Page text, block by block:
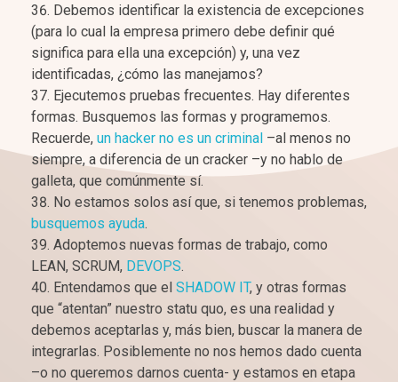
Debemos identificar la existencia de excepciones
(para lo cual la empresa primero debe definir qué
significa para ella una excepción) y, una vez
identificadas, ¿cómo las manejamos?
Ejecutemos pruebas frecuentes. Hay diferentes
formas. Busquemos las formas y programemos.
Recuerde, un hacker no es un criminal –al menos no
siempre, a diferencia de un cracker –y no hablo de
galleta, que comúnmente sí.
No estamos solos así que, si tenemos problemas,
busquemos ayuda.
Adoptemos nuevas formas de trabajo, como
LEAN, SCRUM, DEVOPS.
Entendamos que el SHADOW IT, y otras formas
que “atentan” nuestro statu quo, es una realidad y
debemos aceptarlas y, más bien, buscar la manera de
integrarlas. Posiblemente no nos hemos dado cuenta
–o no queremos darnos cuenta- y estamos en etapa